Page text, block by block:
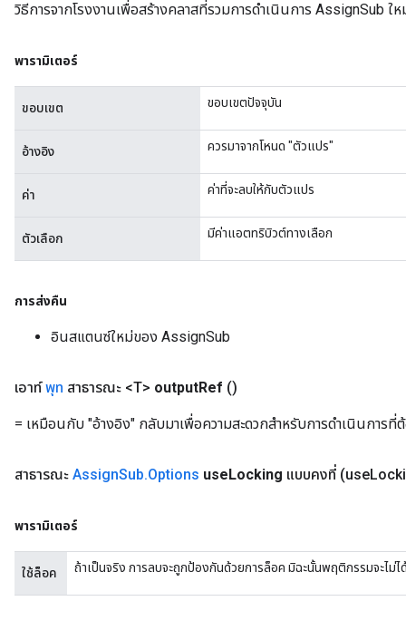
วิธีการจากโรงงานเพื่อสร้างคลาสที่รวมการดำเนินการ AssignSub ให
พารามิเตอร์
ขอบเขต ขอบเขตปัจจุบัน
อ้างอิง ควรมาจากโหนด "ตัวแปร"
ค่า ค่าที่จะลบให้กับตัวแปร
ตัวเลือก มีค่าแอตทริบิวต์ทางเลือก
การส่งคืน
อินสแตนซ์ใหม่ของ AssignSub
เอาท์พุท สาธารณะ <T> outputRef ()
= เหมือนกับ "อ้างอิง" กลับมาเพื่อความสะดวกสำหรับการดำเนินการที่
สาธารณะ AssignSub.Options useLocking แบบคงที่ (use
พารามิเตอร์
ใช้ล็อค ถ้าเป็นจริง การลบจะถูกป้องกันด้วยการล็อค มิฉะนั้นพฤติกรรมจะไ